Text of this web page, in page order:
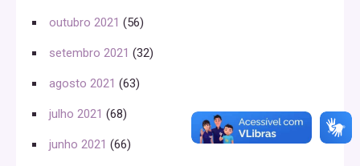
outubro 2021 (56)
setembro 2021 (32)
agosto 2021 (63)
julho 2021 (68)
junho 2021 (66)